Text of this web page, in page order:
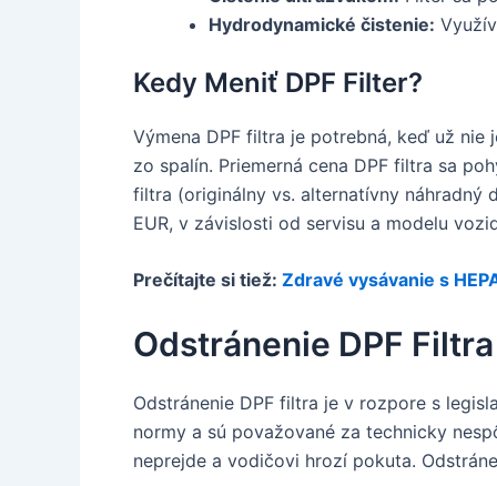
Hydrodynamické čistenie:
Kedy Meniť DPF Filter?
Výmena DPF filtra je potrebná, keď už
zo spalín. Priemerná cena DPF filtra sa
filtra (originálny vs. alternatívny náhradný
EUR, v závislosti od servisu a modelu
Prečítajte si tiež: Zdravé vysávanie s
Odstránenie DPF Filtra
Odstránenie DPF filtra je v rozpore s
normy a sú považované za technicky
neprejde a vodičovi hrozí pokuta.